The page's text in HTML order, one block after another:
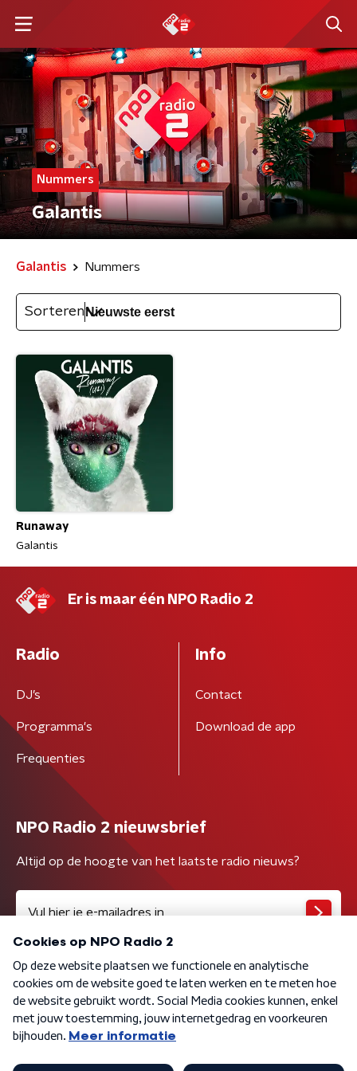
Nummers
Galantis
Galantis Nummers
Sorteren
Runaway
Galantis
Er is maar één NPO Radio 2
Radio
DJ’s
Programma's
Frequenties
Info
Contact
Download de app
NPO Radio 2 nieuwsbrief
Altijd op de hoogte van het laatste radio nieuws?
Algemene voorwaarden